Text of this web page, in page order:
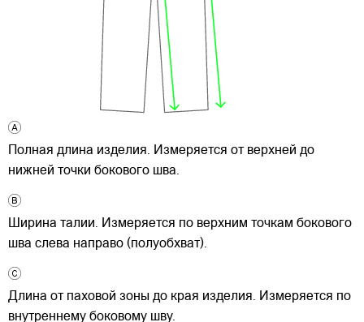
Полная длина изделия. Измеряется от верхней до
нижней точки бокового шва.
Ширина талии. Измеряется по верхним точкам бокового
шва слева направо (полуобхват).
Длина от паховой зоны до края изделия. Измеряется по
внутреннему боковому шву.